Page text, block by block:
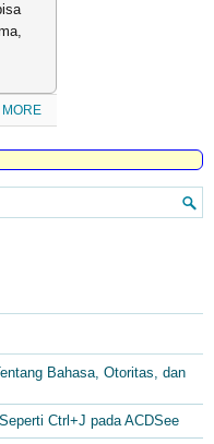
MORE
Bahasa, Otoritas, dan
Ctrl+J pada ACDSee